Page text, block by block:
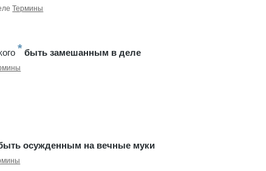
Термины
* быть замешанным в деле
осужденным на вечные муки